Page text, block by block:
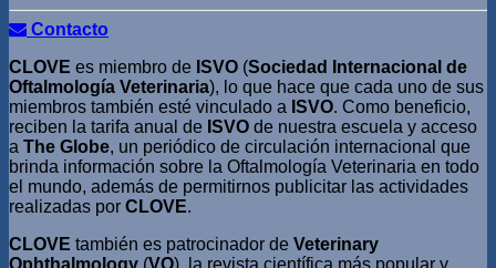
Contacto
CLOVE es miembro de ISVO (Sociedad Internacional de
Oftalmología Veterinaria), lo que hace que cada uno de sus
miembros también esté vinculado a ISVO. Como beneficio,
reciben la tarifa anual de ISVO de nuestra escuela y acceso
a The Globe, un periódico de circulación internacional que
brinda información sobre la Oftalmología Veterinaria en todo
el mundo, además de permitirnos publicitar las actividades
realizadas por CLOVE.
CLOVE también es patrocinador de Veterinary
Ophthalmology (VO), la revista científica más popular y